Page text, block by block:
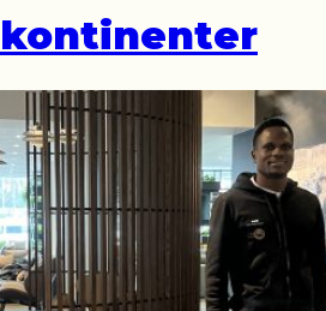
kontinenter